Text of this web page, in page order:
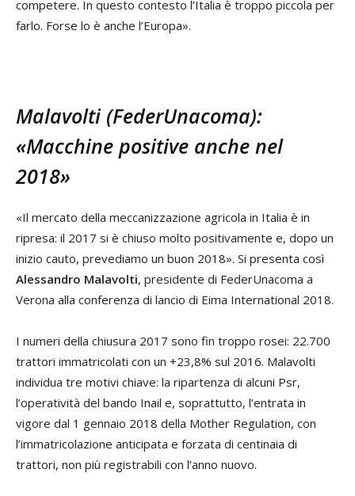
competere. In questo contesto l’Italia è troppo piccola per
farlo. Forse lo è anche l’Europa».
Malavolti (FederUnacoma):
«Macchine positive anche nel
2018»
«Il mercato della meccanizzazione agricola in Italia è in
ripresa: il 2017 si è chiuso molto positivamente e, dopo un
inizio cauto, prevediamo un buon 2018». Si presenta così
Alessandro Malavolti, presidente di FederUnacoma a
Verona alla conferenza di lancio di Eima International 2018.
I numeri della chiusura 2017 sono fin troppo rosei: 22.700
trattori immatricolati con un +23,8% sul 2016. Malavolti
individua tre motivi chiave: la ripartenza di alcuni Psr,
l’operatività del bando Inail e, soprattutto, l’entrata in
vigore dal 1 gennaio 2018 della Mother Regulation, con
l’immatricolazione anticipata e forzata di centinaia di
trattori, non più registrabili con l’anno nuovo.